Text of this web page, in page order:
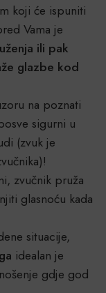
koji će ispuniti
Vama je
ili pak
glazbe kod
na poznati
sigurni u
(zvuk je
zvučnik pruža
glasnoću kada
situacije,
idealan je
gdje god